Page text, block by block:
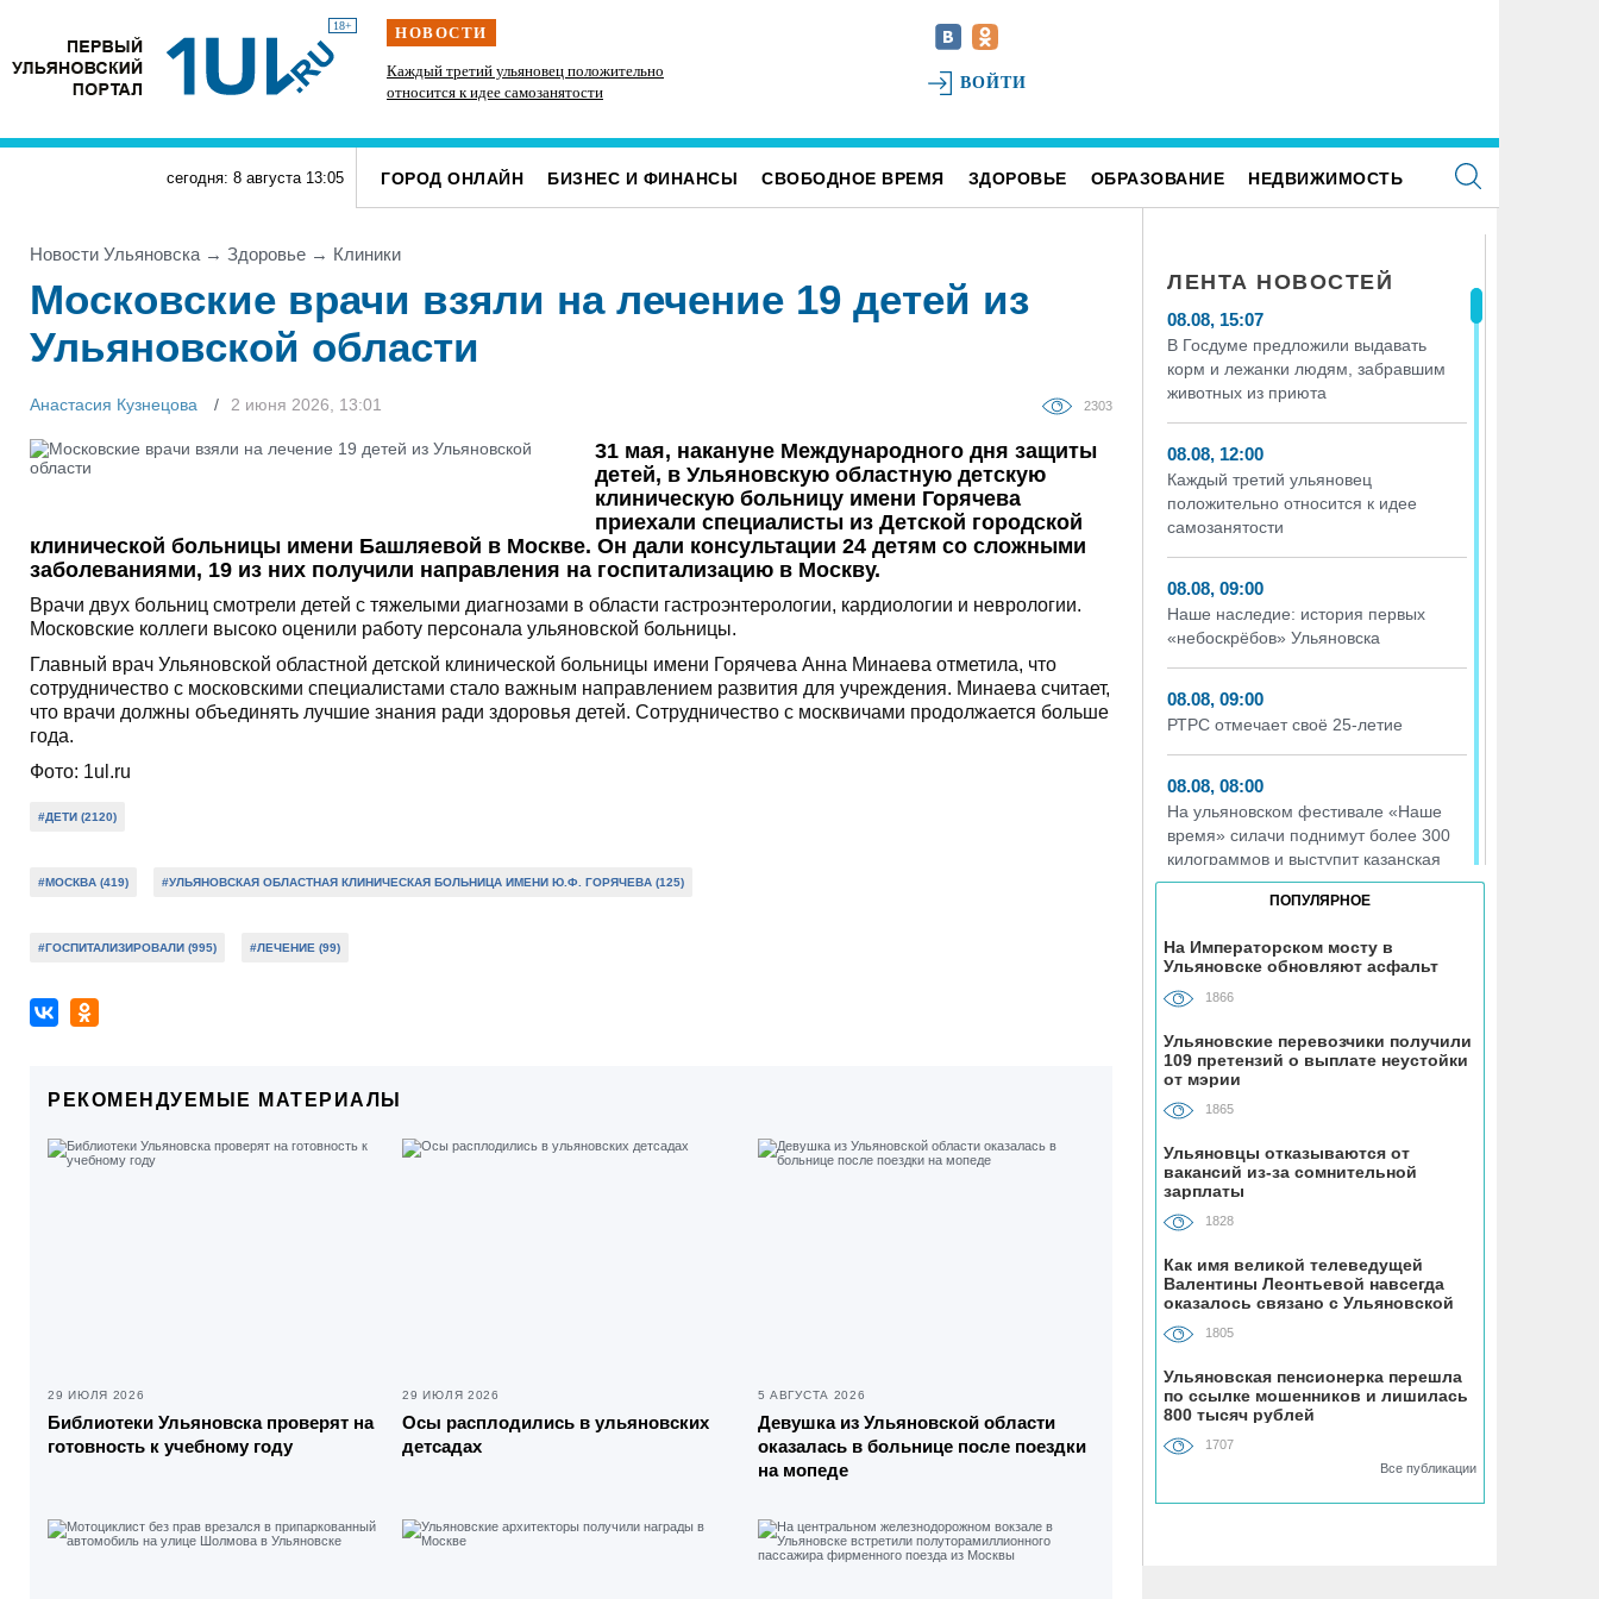
18+ НОВОСТИ
силачи В Госдуме предложили выдавать корм и лежанки
людям, забравшим животных из приюта
Каждый третий ульяновец положительно
относится к идее самозанятости
Наше наследие: история первых «небоскрёбов»
ВОЙТИ
сегодня: 8 августа 13:05 ГОРОД ОНЛАЙН БИЗНЕС И ФИНАНСЫ СВОБОДНОЕ ВРЕМЯ ЗДОРОВЬЕ ОБРАЗОВАНИЕ НЕДВИЖИМОСТЬ
Новости Ульяновска → Здоровье → Клиники
Московские врачи взяли на лечение 19 детей из
Ульяновской области
Анастасия Кузнецова 2 июня 2026, 13:01 2303
31 мая, накануне Международного дня защиты
детей, в Ульяновскую областную детскую
клиническую больницу имени Горячева
приехали специалисты из Детской городской
клинической больницы имени Башляевой в Москве. Он дали консультации 24 детям со сложными
заболеваниями, 19 из них получили направления на госпитализацию в Москву.
Врачи двух больниц смотрели детей с тяжелыми диагнозами в области гастроэнтерологии, кардиологии и неврологии.
Московские коллеги высоко оценили работу персонала ульяновской больницы.
Главный врач Ульяновской областной детской клинической больницы имени Горячева Анна Минаева отметила, что
сотрудничество с московскими специалистами стало важным направлением развития для учреждения. Минаева считает,
что врачи должны объединять лучшие знания ради здоровья детей. Сотрудничество с москвичами продолжается больше
года.
Фото: 1ul.ru
#ДЕТИ (2120)
#МОСКВА (419) #УЛЬЯНОВСКАЯ ОБЛАСТНАЯ КЛИНИЧЕСКАЯ БОЛЬНИЦА ИМЕНИ Ю.Ф. ГОРЯЧЕВА (125)
#ГОСПИТАЛИЗИРОВАЛИ (995) #ЛЕЧЕНИЕ (99)
РЕКОМЕНДУЕМЫЕ МАТЕРИАЛЫ
29 ИЮЛЯ 2026
Библиотеки Ульяновска проверят на
готовность к учебному году
29 ИЮЛЯ 2026
Осы расплодились в ульяновских
детсадах
5 АВГУСТА 2026
Девушка из Ульяновской области
оказалась в больнице после поездки
на мопеде
ЛЕНТА НОВОСТЕЙ
08.08, 15:07
В Госдуме предложили выдавать
корм и лежанки людям, забравшим
животных из приюта
08.08, 12:00
Каждый третий ульяновец
положительно относится к идее
самозанятости
08.08, 09:00
Наше наследие: история первых
«небоскрёбов» Ульяновска
08.08, 09:00
РТРС отмечает своё 25-летие
08.08, 08:00
На ульяновском фестивале «Наше
время» силачи поднимут более 300
килограммов и выступит казанская
группа «Мураками»
07.08, 19:56
На участке проспекта Гая в
Ульяновске запретили остановку
07.08, 19:30
В «Молодёжном» парке Ульяновска
площадку
07.08, 18:43
благоустраивают место воинского
захоронения
07.08, 18:00
До +34 градусов раскалится воздух в
Ульяновской области в субботу
07.08, 17:35
на спорт и здоровый образ жизни
ПОПУЛЯРНОЕ
На Императорском мосту в
Ульяновске обновляют асфальт
1866
Ульяновские перевозчики получили
109 претензий о выплате неустойки
от мэрии
1865
Ульяновцы отказываются от
вакансий из-за сомнительной
зарплаты
1828
Как имя великой телеведущей
Валентины Леонтьевой навсегда
оказалось связано с Ульяновской
областью
1805
Ульяновская пенсионерка перешла
по ссылке мошенников и лишилась
800 тысяч рублей
1707
Все публикации